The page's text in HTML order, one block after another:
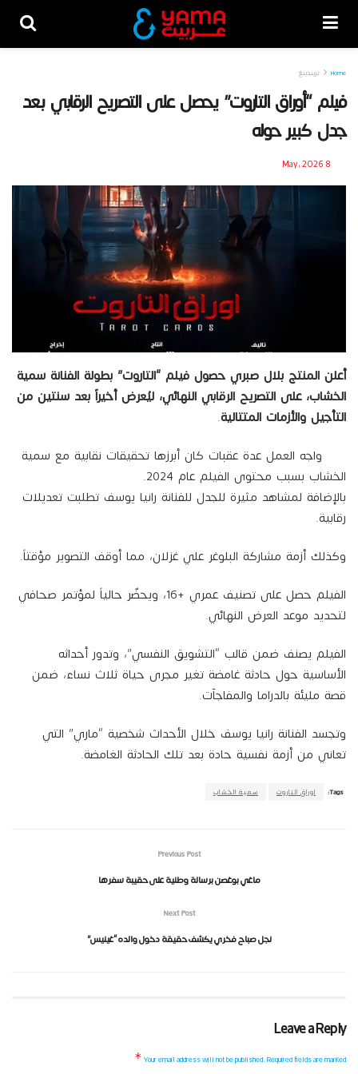
Home تريندينغ
فيلم “أوراق التاروت” يحصل على التصريح الرقابي بعد
جدل كبير حوله
8 May، 2026
أعلن المنتج بلال صبري حصول فيلم “التاروت” بطولة الفنانة سمية
الخشاب، على التصريح الرقابي النهائي، ليُعرض أخيراً بعد سنتين من
التأجيل والأزمات المتتالية.
واجه العمل عدة عقبات كان أبرزها تحقيقات نقابية مع سمية
الخشاب بسبب محتوى الفيلم عام 2024.
بالإضافة لمشاهد مثيرة للجدل للفنانة رانيا يوسف تطلبت تعديلات
رقابية.
وكذلك أزمة مشاركة البلوغر علي غزلان، مما أوقف التصوير مؤقتاً.
الفيلم حصل على تصنيف عمري +16، ويحضّر حالياً لمؤتمر صحافي
لتحديد موعد العرض النهائي.
الفيلم يصنف ضمن قالب “التشويق النفسي”، وتدور أحداثه
الأساسية حول حادثة غامضة تغير مجرى حياة ثلاث نساء، ضمن
قصة مليئة بالدراما والمفاجآت.
وتجسد الفنانة رانيا يوسف خلال الأحداث شخصية “ماري” التي
تعاني من أزمة نفسية حادة بعد تلك الحادثة الغامضة.
Tags: اوراق التاروت سمية الخشاب
Previous Post
ماغي بوغصن برسالة وطنية على حقيبة سفرها
Next Post
نجل صباح فخري يكشف حقيقة دخول والده “غينيس”
Leave a Reply
Your email address will not be published.Required fields are marked
*